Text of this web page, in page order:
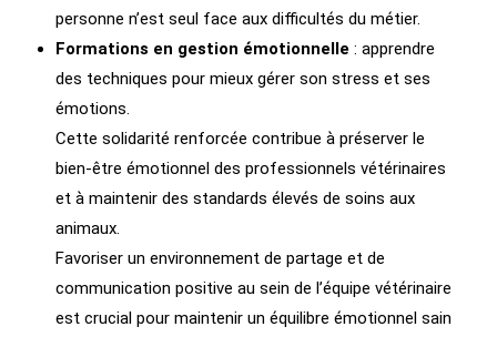
personne n’est seul face aux difficultés du métier.
Formations en gestion émotionnelle : apprendre
des techniques pour mieux gérer son stress et ses
émotions.
Cette solidarité renforcée contribue à préserver le
bien-être émotionnel des professionnels vétérinaires
et à maintenir des standards élevés de soins aux
animaux.
Favoriser un environnement de partage et de
communication positive au sein de l’équipe vétérinaire
est crucial pour maintenir un équilibre émotionnel sain